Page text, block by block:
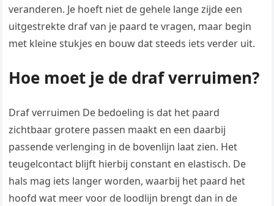
veranderen. Je hoeft niet de gehele lange zijde een
uitgestrekte draf van je paard te vragen, maar begin
met kleine stukjes en bouw dat steeds iets verder uit.
Hoe moet je de draf verruimen?
Draf verruimen De bedoeling is dat het paard
zichtbaar grotere passen maakt en een daarbij
passende verlenging in de bovenlijn laat zien. Het
teugelcontact blijft hierbij constant en elastisch. De
hals mag iets langer worden, waarbij het paard het
hoofd wat meer voor de loodlijn brengt dan in de